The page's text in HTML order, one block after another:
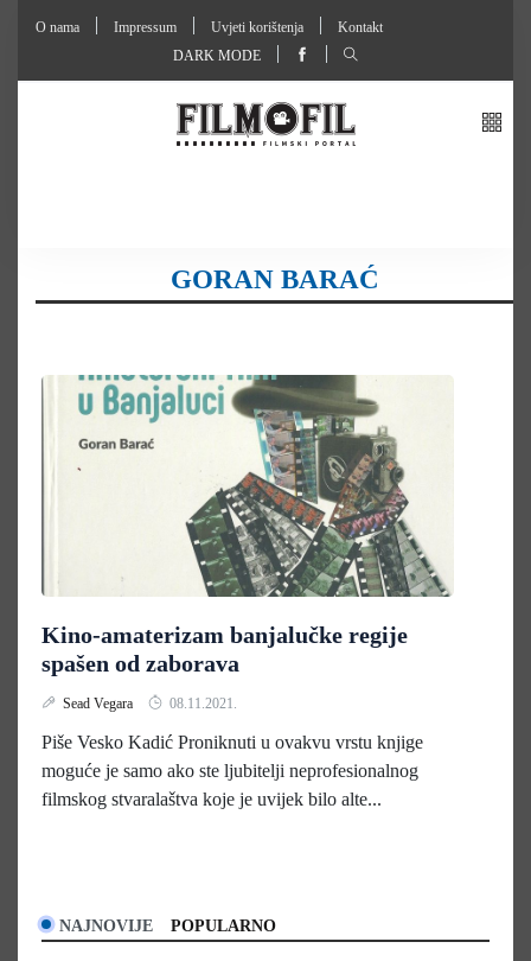
O nama Impressum Uvjeti korištenja
Kontakt
DARK MODE
GORAN BARAĆ
Kino-amaterizam banjalučke regije
spašen od zaborava
Sead Vegara 08.11.2021.
Piše Vesko Kadić Proniknuti u ovakvu vrstu knjige
moguće je samo ako ste ljubitelji neprofesionalnog
filmskog stvaralaštva koje je uvijek bilo alte...
NAJNOVIJE POPULARNO